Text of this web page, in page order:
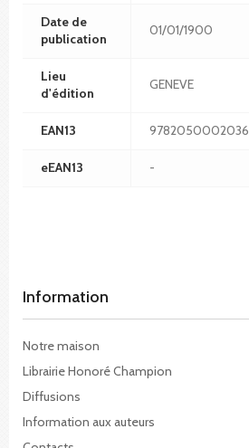
Date de
publication
01/01/1900
Lieu
d'édition
GENEVE
EAN13 9782050002036
eEAN13 -
Information
Notre maison
Librairie Honoré Champion
Diffusions
Information aux auteurs